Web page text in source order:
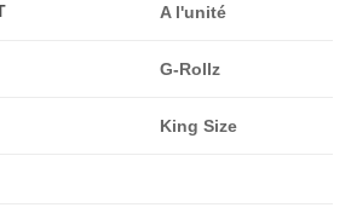
A l'unité
G-Rollz
King Size